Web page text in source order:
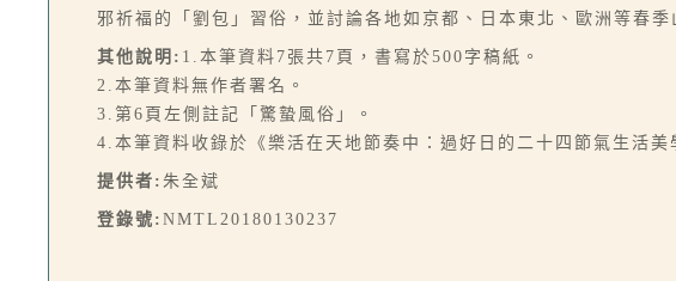
邪祈福的「劉包」習俗，並討論各地如京都、日本東北、歐洲等春
其他說明: 1.本筆資料7張共7頁，書寫於500字稿紙。
2.本筆資料無作者署名。
3.第6頁左側註記「驚蟄風俗」。
4.本筆資料收錄於《樂活在天地節奏中：過好日的二十四節氣生活
提供者: 朱全斌
登錄號: NMTL20180130237